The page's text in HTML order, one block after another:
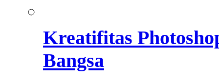
Kreatifitas
Bangsa